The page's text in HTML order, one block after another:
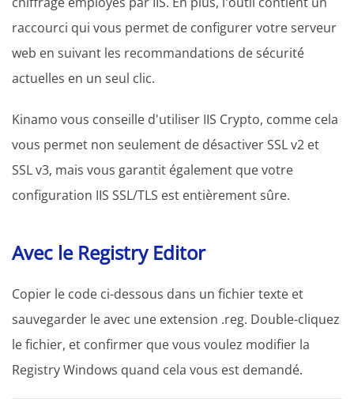
raccourci qui vous permet de configurer votre serveur
web en suivant les recommandations de sécurité
actuelles en un seul clic.
Kinamo vous conseille d'utiliser IIS Crypto, comme cela
vous permet non seulement de désactiver SSL v2 et
SSL v3, mais vous garantit également que votre
configuration IIS SSL/TLS est entièrement sûre.
Avec le Registry Editor
Copier le code ci-dessous dans un fichier texte et
sauvegarder le avec une extension .reg. Double-cliquez
le fichier, et confirmer que vous voulez modifier la
Registry Windows quand cela vous est demandé.